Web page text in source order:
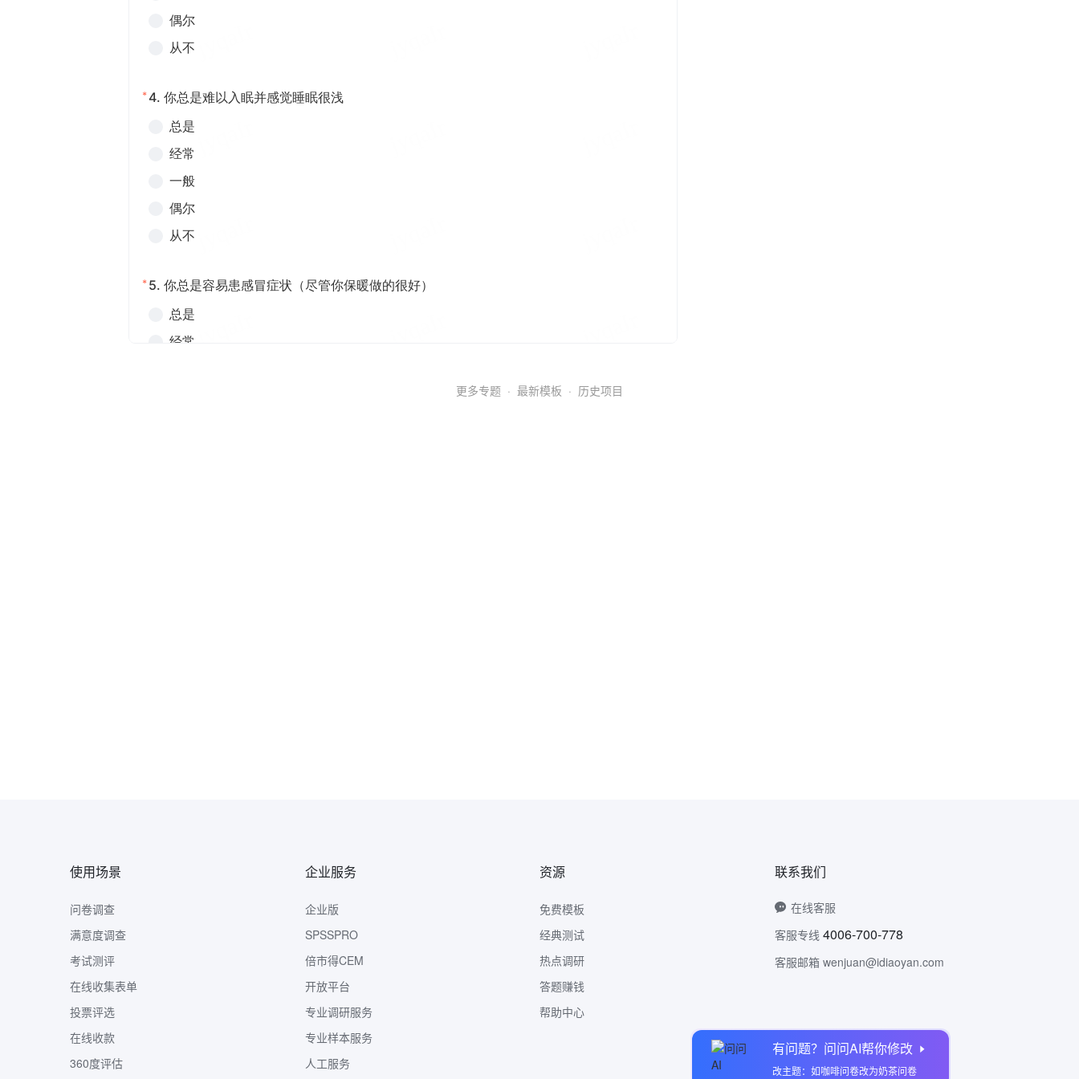
有问题？问问AI帮你修改
改主题：如咖啡问卷改为奶茶问卷
更多专题 · 最新模板 · 历史项目
使用场景
问卷调查
满意度调查
考试测评
在线收集表单
投票评选
在线收款
360度评估
企业服务
企业版
SPSSPRO
倍市得CEM
开放平台
专业调研服务
专业样本服务
人工服务
资源
免费模板
经典测试
热点调研
答题赚钱
帮助中心
联系我们
在线客服
客服专线 4006-700-778
客服邮箱 wenjuan@idiaoyan.com
问卷网公众号